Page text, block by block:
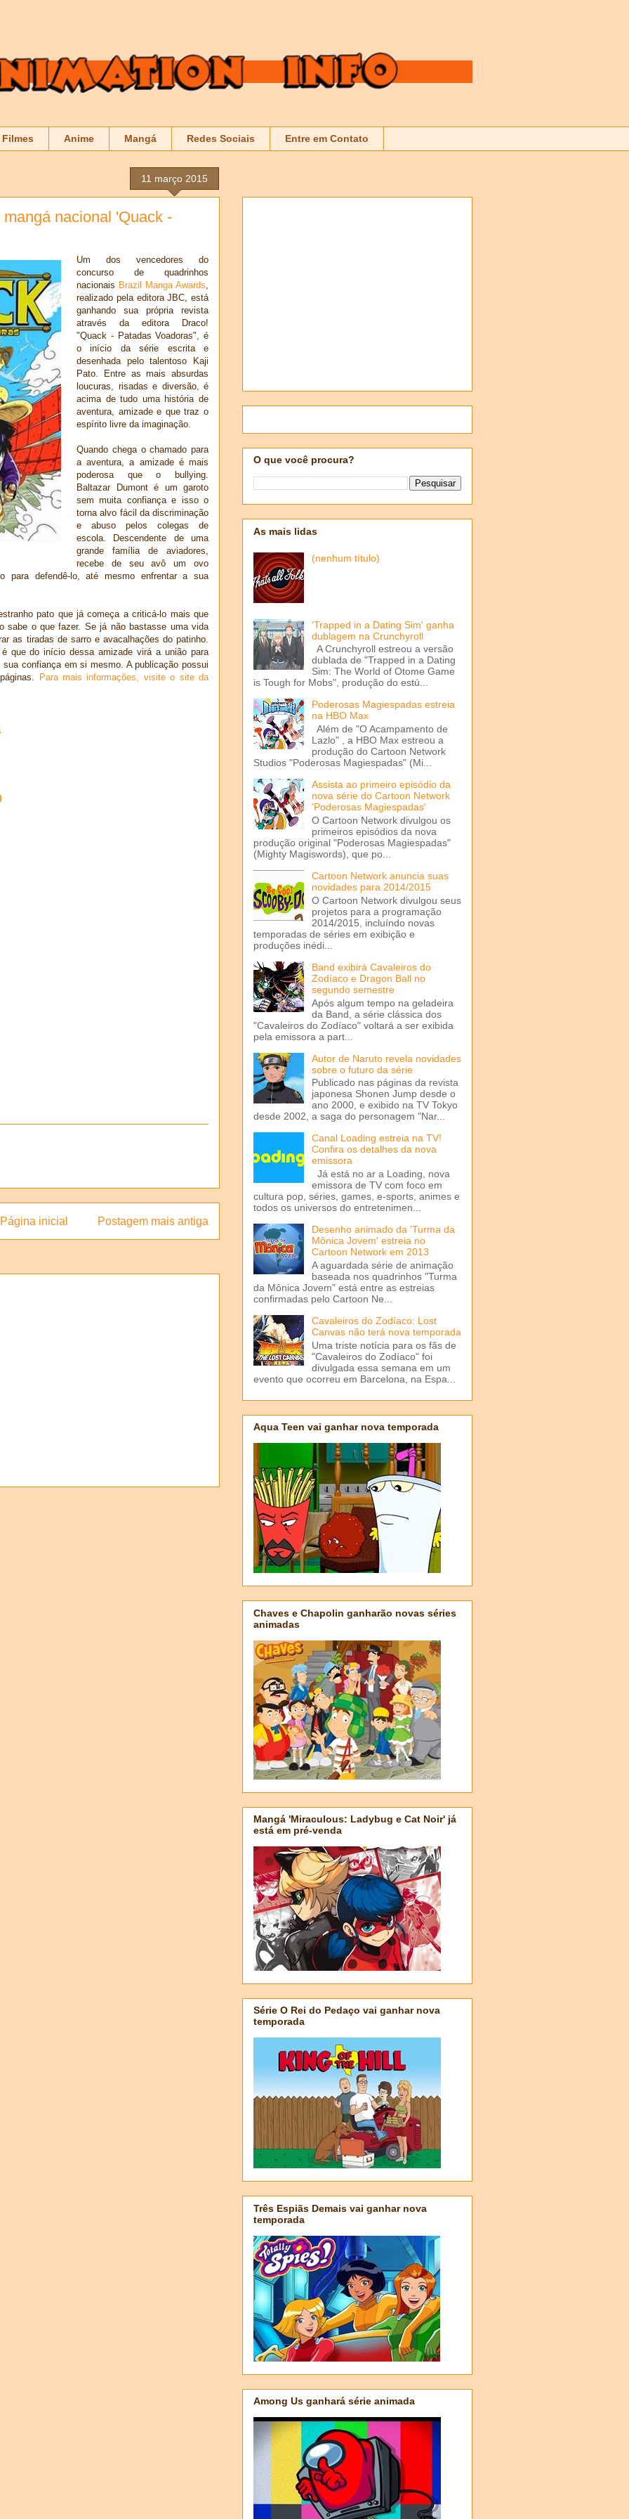
Filmes Anime Mangá Redes Sociais Entre em Contato
11 março 2015
nacional 'Quack -
Um dos vencedores do
concurso de quadrinhos
nacionais Brazil Manga Awards
realizado pela editora JBC, está
ganhando sua própria revista
através da editora Draco!
"Quack - Patadas Voadoras", é
o início da série escrita e
desenhada pelo talentoso Kaji
Pato. Entre as mais absurdas
loucuras, risadas e diversão, é
acima de tudo uma história de
aventura, amizade e que traz o
espírito livre da imaginação.
Quando chega o chamado para
a aventura, a amizade é mais
poderosa que o bullying.
Baltazar Dumont é um garoto
sem muita confiança e isso o
torna alvo fácil da discriminação
e abuso pelos colegas de
escola. Descendente de uma
grande família de aviadores,
recebe de seu avô um ovo
para defendê-lo, até mesmo enfrentar a sua
pato que já começa a criticá-lo mais que
sabe o que fazer. Se já não bastasse uma vida
as tiradas de sarro e avacalhações do patinho.
que do início dessa amizade virá a união para
confiança em si mesmo. A publicação possui
Para mais informações, visite o site da
Postagem mais antiga
Página inicial
O que você procura?
As mais lidas
(nenhum título)
'Trapped in a Dating Sim' ganha
dublagem na Crunchyroll
A Crunchyroll estreou a versão
dublada de "Trapped in a Dating
Sim: The World of Otome Game
is Tough for Mobs", produção do estú...
Poderosas Magiespadas estreia
na HBO Max
Além de "O Acampamento de
Lazlo" , a HBO Max estreou a
produção do Cartoon Network
Studios "Poderosas Magiespadas" (Mi...
Assista ao primeiro episódio da
nova série do Cartoon Network
'Poderosas Magiespadas'
O Cartoon Network divulgou os
primeiros episódios da nova
produção original "Poderosas Magiespadas"
(Mighty Magiswords), que po...
Cartoon Network anuncia suas
novidades para 2014/2015
O Cartoon Network divulgou seus
projetos para a programação
2014/2015, incluíndo novas
temporadas de séries em exibição e
produções inédi...
Band exibirá Cavaleiros do
Zodíaco e Dragon Ball no
segundo semestre
Após algum tempo na geladeira
da Band, a série clássica dos
"Cavaleiros do Zodíaco" voltará a ser exibida
pela emissora a part...
Autor de Naruto revela novidades
sobre o futuro da série
Publicado nas páginas da revista
japonesa Shonen Jump desde o
ano 2000, e exibido na TV Tokyo
desde 2002, a saga do personagem "Nar...
Canal Loading estreia na TV!
Confira os detalhes da nova
emissora
Já está no ar a Loading, nova
emissora de TV com foco em
cultura pop, séries, games, e-sports, animes e
todos os universos do entretenimen...
Desenho animado da 'Turma da
Mônica Jovem' estreia no
Cartoon Network em 2013
A aguardada série de animação
baseada nos quadrinhos "Turma
da Mônica Jovem" está entre as estreias
confirmadas pelo Cartoon Ne...
Cavaleiros do Zodíaco: Lost
Canvas não terá nova temporada
Uma triste notícia para os fãs de
"Cavaleiros do Zodíaco" foi
divulgada essa semana em um
evento que ocorreu em Barcelona, na Espa...
Aqua Teen vai ganhar nova temporada
Chaves e Chapolin ganharão novas séries
animadas
Mangá 'Miraculous: Ladybug e Cat Noir' já
está em pré-venda
Série O Rei do Pedaço vai ganhar nova
temporada
Três Espiãs Demais vai ganhar nova
temporada
Among Us ganhará série animada